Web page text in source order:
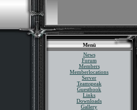
Menü
News
Forum
Members
Memberlocations
Server
Teamspeak
Guestbook
Links
Downloads
Gallery